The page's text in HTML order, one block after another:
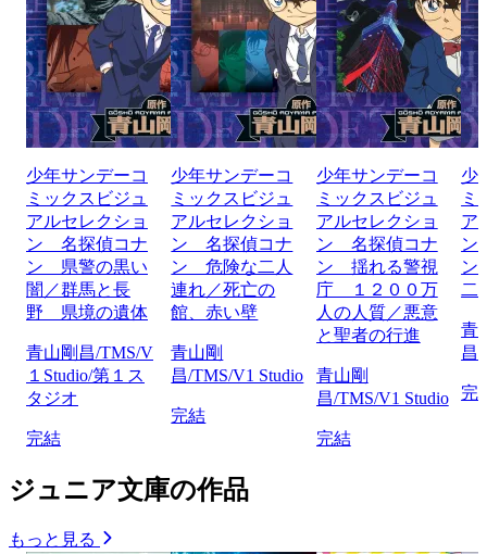
少年サンデーコ
ミックスビジュ
アルセレクショ
ン 名探偵コナ
ン 県警の黒い
闇／群馬と長
野 県境の遺体
青山剛昌/TMS/V
１Studio/第１ス
タジオ
完結
少年サンデーコ
ミックスビジュ
アルセレクショ
ン 名探偵コナ
ン 危険な二人
連れ／死亡の
館、赤い壁
青山剛
昌/TMS/V1 Studio
完結
少年サンデーコ
ミックスビジュ
アルセレクショ
ン 名探偵コナ
ン 揺れる警視
庁 １２００万
人の人質／悪意
と聖者の行進
青山剛
昌/TMS/V1 Studio
完結
少
ミ
ア
ン
ン
二
青
昌
完
ジュニア文庫の作品
もっと見る